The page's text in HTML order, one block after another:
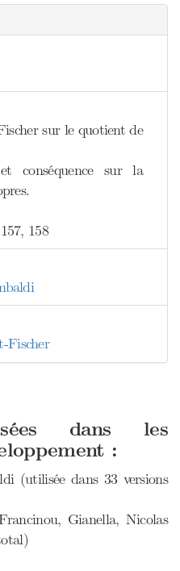
sur le quotient de
conséquence sur la
158
Fischer
dans les
:
(utilisée dans 33 versions
Gianella, Nicolas